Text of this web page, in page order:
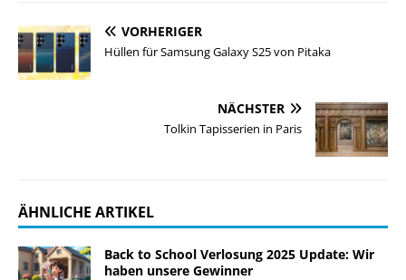
VORHERIGER
Hüllen für Samsung Galaxy S25 von Pitaka
NÄCHSTER
Tolkin Tapisserien in Paris
ÄHNLICHE ARTIKEL
Back to School Verlosung 2025 Update: Wir
haben unsere Gewinner